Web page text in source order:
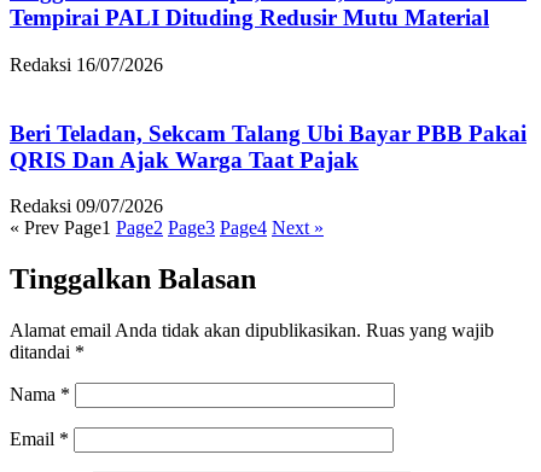
Tempirai PALI Dituding Redusir Mutu Material
Redaksi 16/07/2026
Beri Teladan, Sekcam Talang Ubi Bayar PBB Pakai
QRIS Dan Ajak Warga Taat Pajak
Redaksi 09/07/2026
« Prev Page1 Page2 Page3 Page4 Next »
Tinggalkan Balasan
Alamat email Anda tidak akan dipublikasikan. Ruas yang wajib
ditandai *
Nama *
Email *